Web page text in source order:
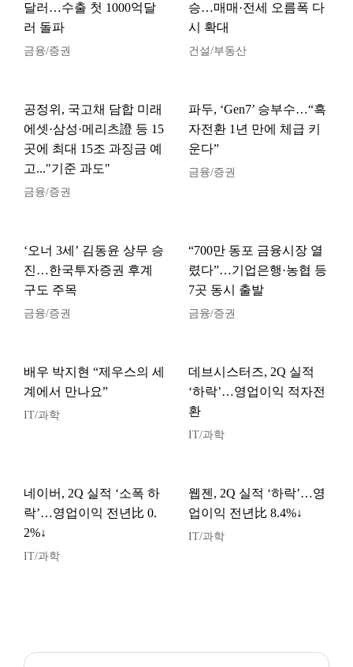
달러…수출 첫 1000억달
러 돌파
금융/증권
승…매매·전세 오름폭 다
시 확대
건설/부동산
공정위, 국고채 담합 미래
에셋·삼성·메리츠證 등 15
곳에 최대 15조 과징금 예
고..."기준 과도"
금융/증권
파두, ‘Gen7’ 승부수…“흑
자전환 1년 만에 체급 키
운다”
금융/증권
‘오너 3세’ 김동윤 상무 승
진…한국투자증권 후계
구도 주목
금융/증권
“700만 동포 금융시장 열
렸다”…기업은행·농협 등
7곳 동시 출발
금융/증권
배우 박지현 “제우스의 세
계에서 만나요”
IT/과학
데브시스터즈, 2Q 실적
‘하락’…영업이익 적자전
환
IT/과학
네이버, 2Q 실적 ‘소폭 하
락’…영업이익 전년比 0.
2%↓
IT/과학
웹젠, 2Q 실적 ‘하락’…영
업이익 전년比 8.4%↓
IT/과학